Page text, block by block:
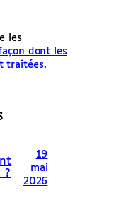
les
dont les
traitées.
?
19
mai
2026